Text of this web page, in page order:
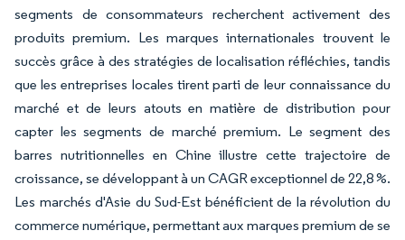
segments de consommateurs recherchent activement des
produits premium. Les marques internationales trouvent le
succès grâce à des stratégies de localisation réfléchies, tandis
que les entreprises locales tirent parti de leur connaissance du
marché et de leurs atouts en matière de distribution pour
capter les segments de marché premium. Le segment des
barres nutritionnelles en Chine illustre cette trajectoire de
croissance, se développant à un CAGR exceptionnel de 22,8 %.
Les marchés d'Asie du Sud-Est bénéficient de la révolution du
commerce numérique, permettant aux marques premium de se